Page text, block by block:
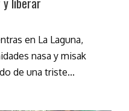
en La Laguna,
nasa y misak
de una triste...